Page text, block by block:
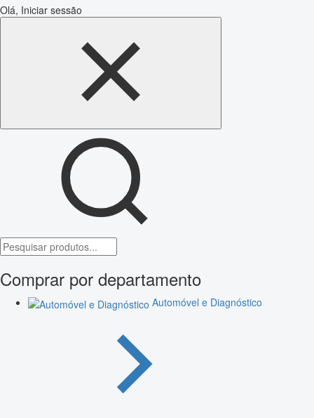
Olá, Iniciar sessão
Comprar por departamento
Automóvel e Diagnóstico